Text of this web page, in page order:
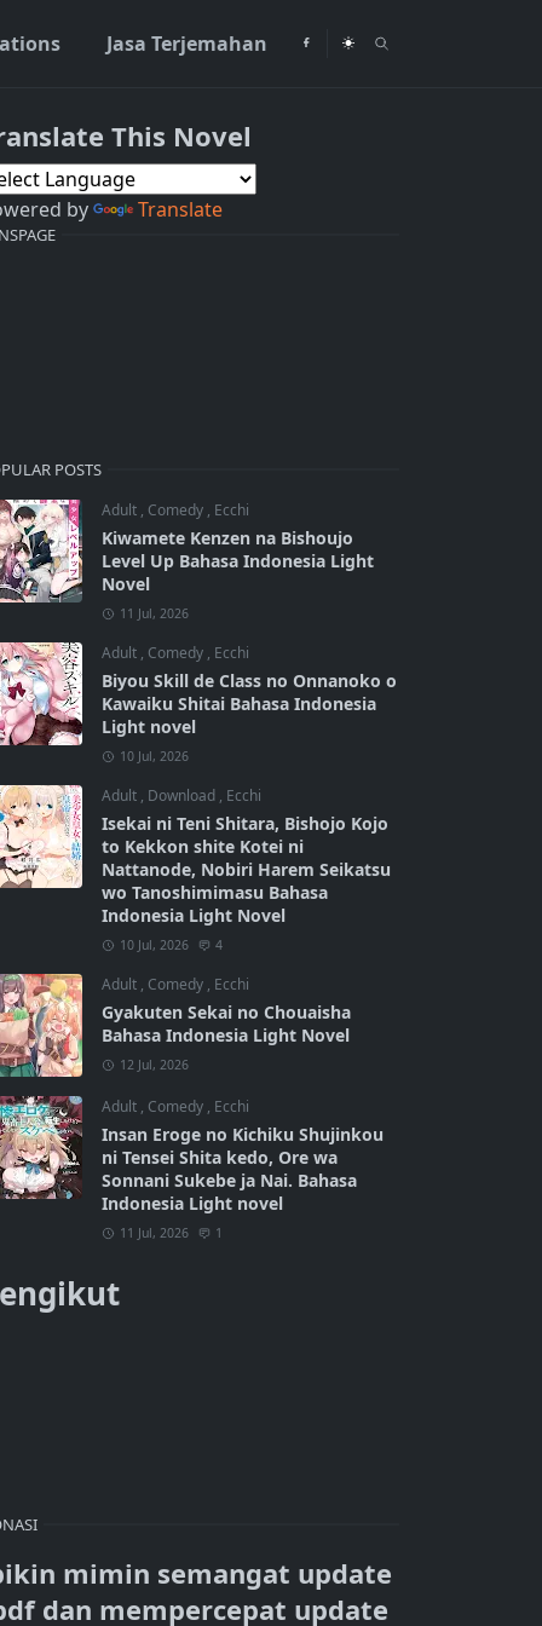
Jasa Terjemahan
This Novel
by Translate
POSTS
Adult , Comedy , Ecchi
Kiwamete Kenzen na Bishoujo
Level Up Bahasa Indonesia Light
Novel
11 Jul, 2026
Adult , Comedy , Ecchi
Biyou Skill de Class no Onnanoko o
Kawaiku Shitai Bahasa Indonesia
Light novel
10 Jul, 2026
Adult , Download , Ecchi
Isekai ni Teni Shitara, Bishojo Kojo
to Kekkon shite Kotei ni
Nattanode, Nobiri Harem Seikatsu
wo Tanoshimimasu Bahasa
Indonesia Light Novel
10 Jul, 2026 4
Adult , Comedy , Ecchi
Gyakuten Sekai no Chouaisha
Bahasa Indonesia Light Novel
12 Jul, 2026
Adult , Comedy , Ecchi
Insan Eroge no Kichiku Shujinkou
ni Tensei Shita kedo, Ore wa
Sonnani Sukebe ja Nai. Bahasa
Indonesia Light novel
11 Jul, 2026 1
mimin semangat update
dan mempercepat update